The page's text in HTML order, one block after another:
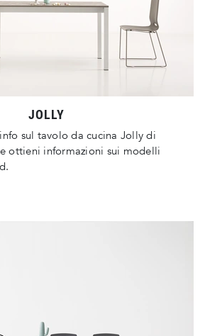
JOLLY
sul tavolo da cucina Jolly di
ottieni informazioni sui modelli